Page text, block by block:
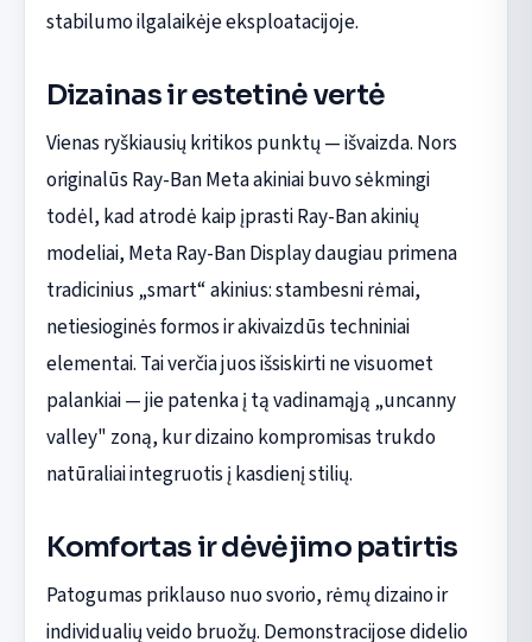
stabilumo ilgalaikėje eksploatacijoje.
Dizainas ir estetinė vertė
Vienas ryškiausių kritikos punktų — išvaizda. Nors
originalūs Ray-Ban Meta akiniai buvo sėkmingi
todėl, kad atrodė kaip įprasti Ray-Ban akinių
modeliai, Meta Ray-Ban Display daugiau primena
tradicinius „smart“ akinius: stambesni rėmai,
netiesioginės formos ir akivaizdūs techniniai
elementai. Tai verčia juos išsiskirti ne visuomet
palankiai — jie patenka į tą vadinamąją „uncanny
valley" zoną, kur dizaino kompromisas trukdo
natūraliai integruotis į kasdienį stilių.
Komfortas ir dėvėjimo patirtis
Patogumas priklauso nuo svorio, rėmų dizaino ir
individualių veido bruožų. Demonstracijose didelio